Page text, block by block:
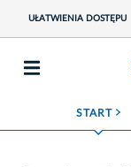
UŁATWIENIA DOSTĘPU
START